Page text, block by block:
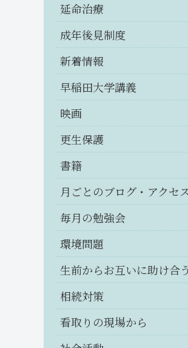
延命治療
成年後見制度
新着情報
早稲田大学講義
映画
更生保護
書籍
月ごとのブログ・アクセ
毎月の勉強会
環境問題
生前からお互いに助け合
相続対策
看取りの現場から